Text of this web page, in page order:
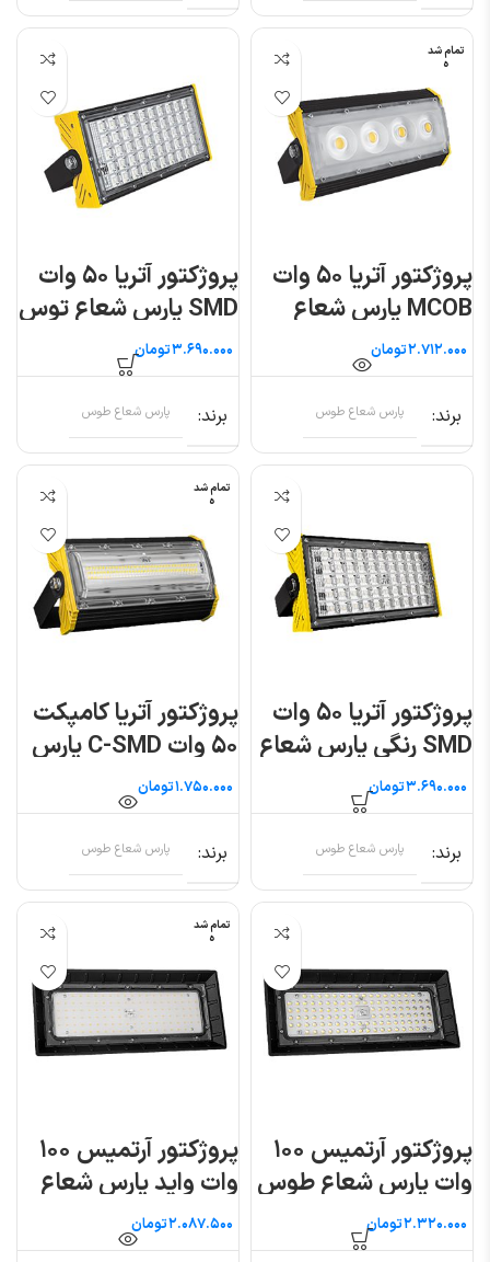
تمام شد
ه
پروژکتور آتریا ۵۰ وات
MCOB پارس شعاع
توس
تومان
برند پارس شعاع طوس
پروژکتور آتریا ۵۰ وات
SMD پارس شعاع توس
تومان
برند پارس شعاع طوس
پروژکتور آتریا ۵۰ وات
SMD رنگی پارس شعاع
توس
تومان
برند پارس شعاع طوس
تمام شد
ه
پروژکتور آتریا کامپکت
۵۰ وات C-SMD پارس
شعاع توس
تومان
برند پارس شعاع طوس
پروژکتور آرتمیس ۱۰۰
وات پارس شعاع طوس
تومان
تمام شد
ه
پروژکتور آرتمیس ۱۰۰
وات واید پارس شعاع
طوس
تومان